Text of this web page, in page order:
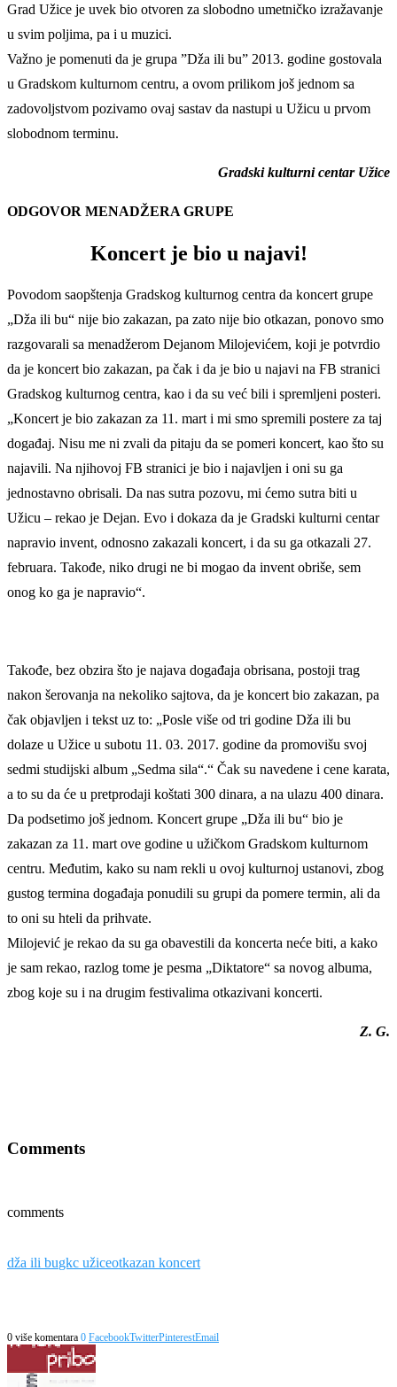
Grad Užice je uvek bio otvoren za slobodno umetničko izražavanje
u svim poljima, pa i u muzici.
Važno je pomenuti da je grupa ”Dža ili bu” 2013. godine gostovala
u Gradskom kulturnom centru, a ovom prilikom još jednom sa
zadovoljstvom pozivamo ovaj sastav da nastupi u Užicu u prvom
slobodnom terminu.
Gradski kulturni centar Užice
ODGOVOR MENADŽERA GRUPE
Koncert je bio u najavi!
Povodom saopštenja Gradskog kulturnog centra da koncert grupe
„Dža ili bu“ nije bio zakazan, pa zato nije bio otkazan, ponovo smo
razgovarali sa menadžerom Dejanom Milojevićem, koji je potvrdio
da je koncert bio zakazan, pa čak i da je bio u najavi na FB stranici
Gradskog kulturnog centra, kao i da su već bili i spremljeni posteri.
„Koncert je bio zakazan za 11. mart i mi smo spremili postere za taj
događaj. Nisu me ni zvali da pitaju da se pomeri koncert, kao što su
najavili. Na njihovoj FB stranici je bio i najavljen i oni su ga
jednostavno obrisali. Da nas sutra pozovu, mi ćemo sutra biti u
Užicu – rekao je Dejan. Evo i dokaza da je Gradski kulturni centar
napravio invent, odnosno zakazali koncert, i da su ga otkazali 27.
februara. Takođe, niko drugi ne bi mogao da invent obriše, sem
onog ko ga je napravio“.
Takođe, bez obzira što je najava događaja obrisana, postoji trag
nakon šerovanja na nekoliko sajtova, da je koncert bio zakazan, pa
čak objavljen i tekst uz to: „Posle više od tri godine Dža ili bu
dolaze u Užice u subotu 11. 03. 2017. godine da promovišu svoj
sedmi studijski album „Sedma sila“.“ Čak su navedene i cene karata,
a to su da će u pretprodaji koštati 300 dinara, a na ulazu 400 dinara.
Da podsetimo još jednom. Koncert grupe „Dža ili bu“ bio je
zakazan za 11. mart ove godine u užičkom Gradskom kulturnom
centru. Međutim, kako su nam rekli u ovoj kulturnoj ustanovi, zbog
gustog termina događaja ponudili su grupi da pomere termin, ali da
to oni su hteli da prihvate.
Milojević je rekao da su ga obavestili da koncerta neće biti, a kako
je sam rekao, razlog tome je pesma „Diktatore“ sa novog albuma,
zbog koje su i na drugim festivalima otkazivani koncerti.
Z. G.
Comments
comments
dža ili bugkc užiceotkazan koncert
0 više komentara 0 FacebookTwitterPinterestEmail